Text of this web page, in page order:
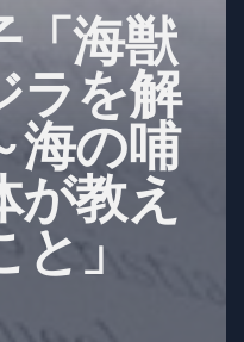
「海獣
ラを解
海の哺
が教え
」